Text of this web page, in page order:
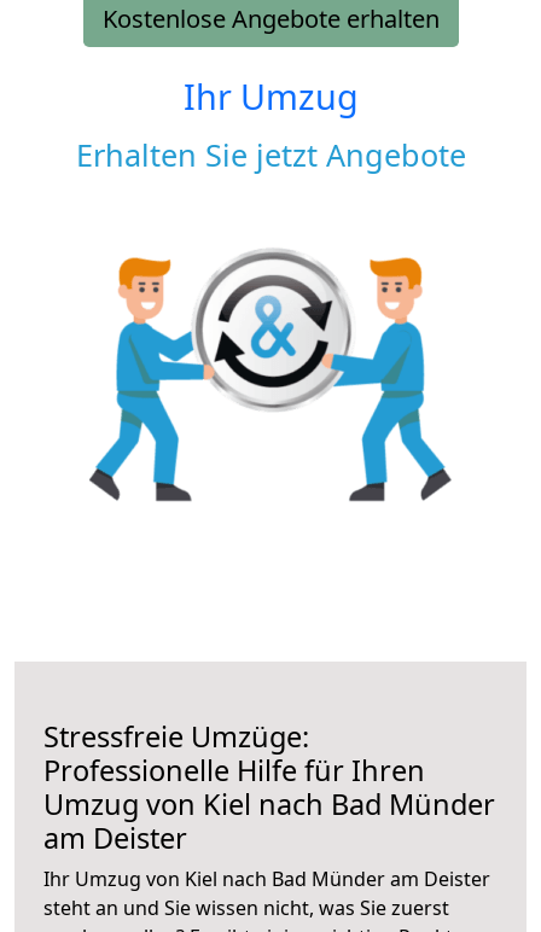
Kostenlose Angebote erhalten
Ihr Umzug
Erhalten Sie jetzt Angebote
Stressfreie Umzüge:
Professionelle Hilfe für Ihren
Umzug von Kiel nach Bad Münder
am Deister
Ihr Umzug von Kiel nach Bad Münder am Deister
steht an und Sie wissen nicht, was Sie zuerst